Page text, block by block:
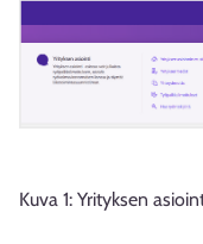
Kuva 1: Yrityksen